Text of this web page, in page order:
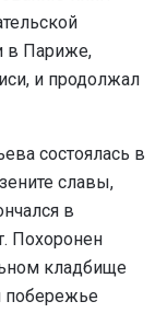
в Париже,
и продолжал
состоялась в
славы,
в
Похоронен
кладбище
побережье